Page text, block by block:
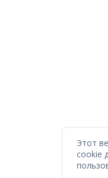
Этот
cookie